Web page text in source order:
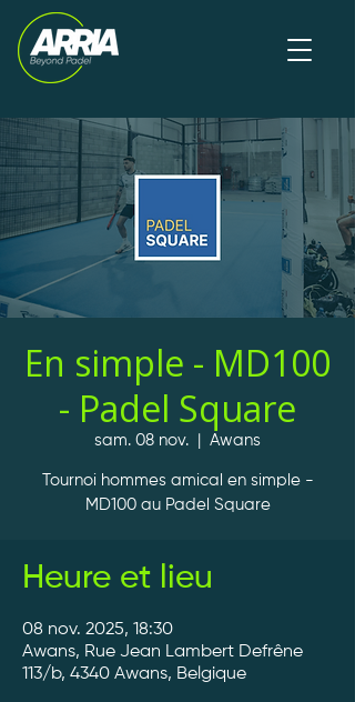
En simple - MD100
- Padel Square
sam. 08 nov. Awans
Tournoi hommes amical en simple -
MD100 au Padel Square
Heure et lieu
08 nov. 2025, 18:30
Awans, Rue Jean Lambert Defrêne
113/b, 4340 Awans, Belgique